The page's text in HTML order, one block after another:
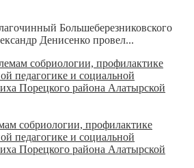
Большеберезниковского
Денисенко провел...
собриологии, профилактике
педагогике и социальной
Порецкого района Алатырской